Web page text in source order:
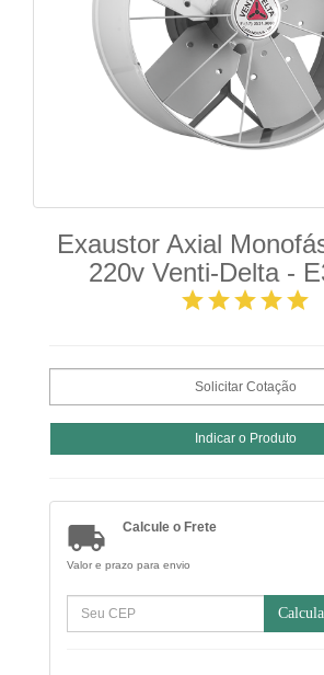
Exaustor Axial
220v Venti-Delta -
starstarstarstarstar
 Calcule o Frete
Valor e prazo para envio